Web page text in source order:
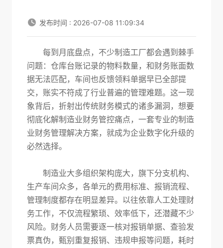
发布时间 : 2026-07-08 11:09:34
每到月底盘点，不少制造工厂都会遇到棘手
问题：仓库台账记录的物料数量，和财务账面数
据无法匹配，车间也反馈领料单据早已全部提
交，账实不符成了行业普遍的管理难题。这一现
象背后，折射出传统财务模式的诸多漏洞，想要
彻底化解制造业财务管控痛点，一套专业的制造
业财务管理解决方案，就成为企业数字化升级的
必然选择。
制造业大多组织架构庞大，旗下分支机构、
生产车间众多，各单元的费用标准、报销流程、
管理制度都存在明显差异。以往依靠人工处理财
务工作，不仅流程繁琐、效率低下，还潜藏不少
风险。财务人员需要逐一核对报销单据、查验发
票真伪，甄别重复报销、违规申报等问题，耗时